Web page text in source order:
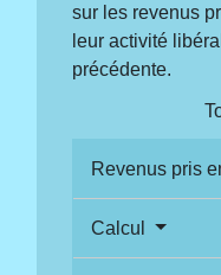
sur les revenus
leur activité
précédente.
Revenus pris
Calcul